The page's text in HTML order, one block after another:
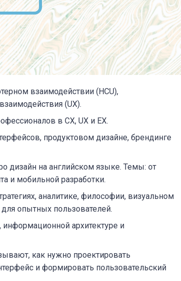
взаимодействии (HCU),
(UX).
в CX, UX и EX.
продуктовом дизайне, брендинге
дизайн на английском языке. Темы: от
и мобильной разработки.
аналитике, философии, визуальном
опытных пользователей.
информационной архитектуре и
как нужно проектировать
и формировать пользовательский